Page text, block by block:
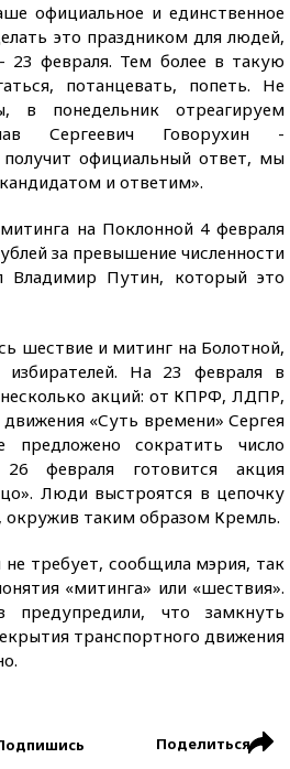
официальное и единственное
это праздником для людей,
23 февраля. Тем более в такую
потанцевать, попеть. Не
в понедельник отреагируем
Сергеевич Говорухин -
официальный ответ, мы
и ответим».
на Поклонной 4 февраля
за превышение численности
Владимир Путин, который это
шествие и митинг на Болотной,
избирателей. На 23 февраля в
несколько акций: от КПРФ, ЛДПР,
«Суть времени» Сергея
предложено сократить число
26 февраля готовится акция
Люди выстроятся в цепочку
окружив таким образом Кремль.
не требует, сообщила мэрия, так
«митинга» или «шествия».
предупредили, что замкнуть
транспортного движения
Поделиться